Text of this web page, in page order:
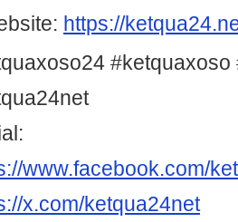
https://
#ketquaxoso
www.facebook.com/
x.com/ketqua24net